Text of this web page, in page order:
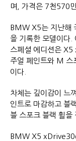
며, 가격은 7천570
BMW X5는 지난해
을 기록한 모델이
스페셜 에디션은
주얼 페인트와 M 스
이다.
차체는 깊이감이 느
인트로 마감하고 블
블 스포크 블랙 휠을
BMW X5